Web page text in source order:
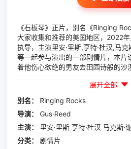
《石板琴》正片，别名《Ringing
大家收集和推荐的美国地区，2022
执导，主演里安·里斯,亨特·杜汉,马
等一起参与演出的一部剧情片，本片
着他伤心欲绝的男友去田园诗般的沙
展开全部
别名：
Ringing Rocks
导演：
Gus·Reed
主演：
里安·里斯 亨特·杜汉 马克斯·
分类：
剧情片